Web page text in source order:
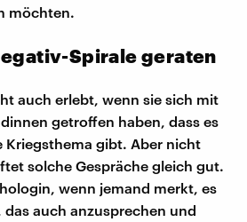
möchten.
Spirale geraten
auch erlebt, wenn sie sich mit
getroffen haben, dass es
Kriegsthema gibt. Aber nicht
solche Gespräche gleich gut.
wenn jemand merkt, es
auch anzusprechen und